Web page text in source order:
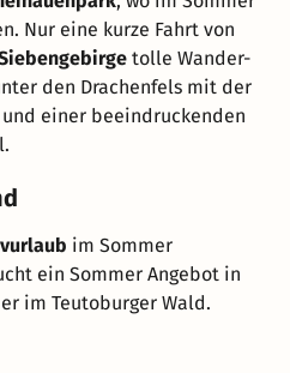
Nur eine kurze Fahrt von
tolle Wander-
den Drachenfels mit der
und einer beeindruckenden
im Sommer
ein Sommer Angebot in
im Teutoburger Wald.